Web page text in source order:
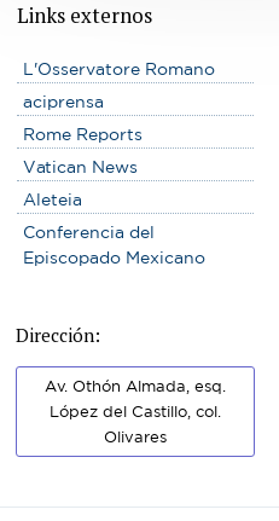
Links externos
L'Osservatore Romano
aciprensa
Rome Reports
Vatican News
Aleteia
Conferencia del
Episcopado Mexicano
Dirección:
Av. Othón Almada, esq.
López del Castillo, col.
Olivares